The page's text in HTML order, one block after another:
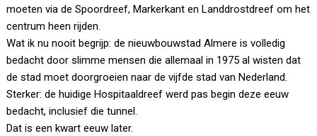
moeten via de Spoordreef, Markerkant en Landdrostdreef om het
centrum heen rijden.
Wat ik nu nooit begrijp: de nieuwbouwstad Almere is volledig
bedacht door slimme mensen die allemaal in 1975 al wisten dat
de stad moet doorgroeien naar de vijfde stad van Nederland.
Sterker: de huidige Hospitaaldreef werd pas begin deze eeuw
bedacht, inclusief die tunnel.
Dat is een kwart eeuw later.